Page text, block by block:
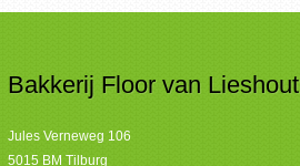
Bakkerij Floor van Lieshout
Jules Verneweg 106
5015 BM Tilburg